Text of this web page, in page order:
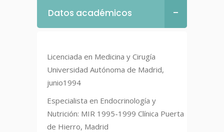
Datos académicos
Licenciada en Medicina y Cirugía
Universidad Autónoma de Madrid,
junio1994
Especialista en Endocrinología y
Nutrición: MIR 1995-1999 Clínica Puerta
de Hierro, Madrid